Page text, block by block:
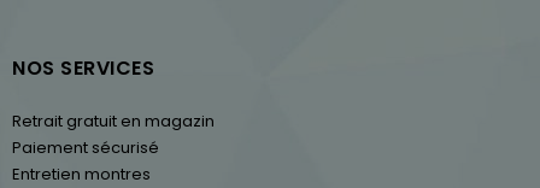
NOS SERVICES
Retrait gratuit en magazin
Paiement sécurisé
Entretien montres